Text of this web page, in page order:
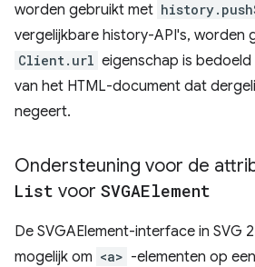
worden gebruikt met
vergelijkbare history-API's, worden
Client.url eigenschap is bedoeld
van het HTML-document dat
negeert.
Ondersteuning voor de
List voor SVGAElement
De SVGAElement-interface in SVG
mogelijk om <a> -elementen op